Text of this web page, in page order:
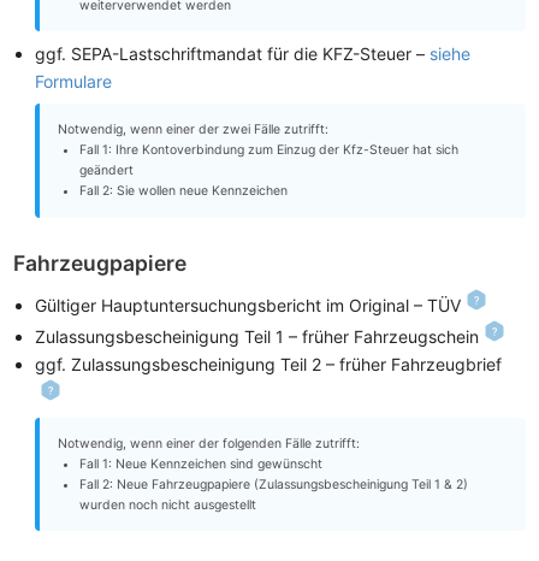
weiterverwendet werden
ggf. SEPA-Lastschriftmandat für die KFZ-Steuer – siehe
Formulare
Notwendig, wenn einer der zwei Fälle zutrifft:
Fall 1: Ihre Kontoverbindung zum Einzug der Kfz-Steuer hat sich
geändert
Fall 2: Sie wollen neue Kennzeichen
Fahrzeugpapiere
Gültiger Hauptuntersuchungsbericht im Original – TÜV
Zulassungsbescheinigung Teil 1 – früher Fahrzeugschein
ggf. Zulassungsbescheinigung Teil 2 – früher Fahrzeugbrief
Notwendig, wenn einer der folgenden Fälle zutrifft:
Fall 1: Neue Kennzeichen sind gewünscht
Fall 2: Neue Fahrzeugpapiere (Zulassungsbescheinigung Teil 1 & 2)
wurden noch nicht ausgestellt